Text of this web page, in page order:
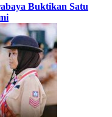
Buktikan Satu